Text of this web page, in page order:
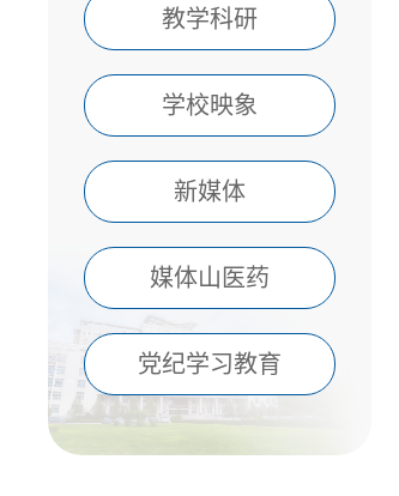
教学科研
学校映象
新媒体
媒体山医药
党纪学习教育